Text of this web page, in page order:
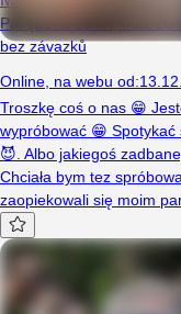
Pár (Žena 26 let, Muž 28
bez závazků
Online, na webu od:
Troszkę coś o nas 😁
wypróbować 😁
😈. Albo jakiegoś
Chciała bym tez
zaopiekowali się moim